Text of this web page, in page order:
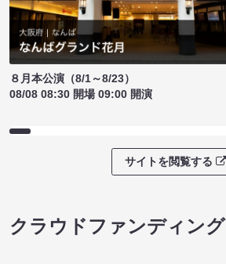
８月本公演（8/1～8/23）
08/08 08:30 開場 09:00 開演
サイトを閲覧する
クラウドファンディング